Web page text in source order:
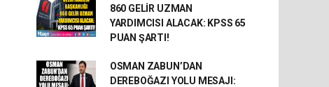
860 GELİR UZMAN
YARDIMCISI ALACAK: KPSS 65
PUAN ŞARTI!
OSMAN ZABUN’DAN
DEREBOĞAZI YOLU MESAJI: